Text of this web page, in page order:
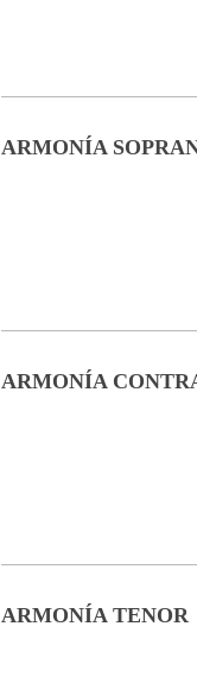
ARMONÍA
ARMONÍA
ARMONÍA TENOR